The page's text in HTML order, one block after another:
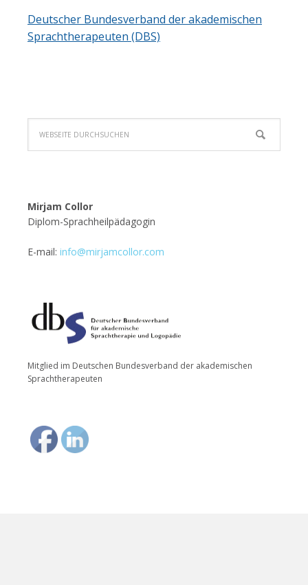
Deutscher Bundesverband der akademischen
Sprachtherapeuten (DBS)
Mirjam Collor
Diplom-Sprachheilpädagogin
E-mail: info@mirjamcollor.com
Mitglied im Deutschen Bundesverband der akademischen
Sprachtherapeuten